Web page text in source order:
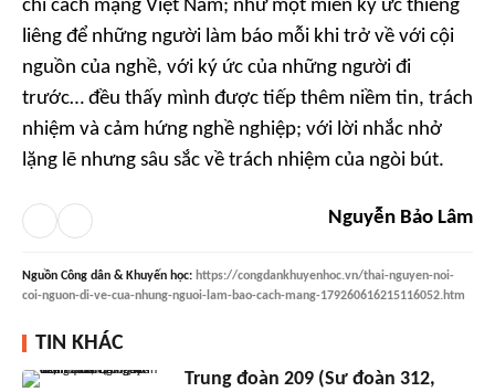
chí cách mạng Việt Nam; như một miền ký ức thiêng
liêng để những người làm báo mỗi khi trở về với cội
nguồn của nghề, với ký ức của những người đi
trước… đều thấy mình được tiếp thêm niềm tin, trách
nhiệm và cảm hứng nghề nghiệp; với lời nhắc nhở
lặng lẽ nhưng sâu sắc về trách nhiệm của ngòi bút.
Nguyễn Bảo Lâm
Nguồn Công dân & Khuyến học: https://congdankhuyenhoc.vn/thai-nguyen-noi-
coi-nguon-di-ve-cua-nhung-nguoi-lam-bao-cach-mang-179260616215116052.htm
TIN KHÁC
Trung đoàn 209 (Sư đoàn 312,